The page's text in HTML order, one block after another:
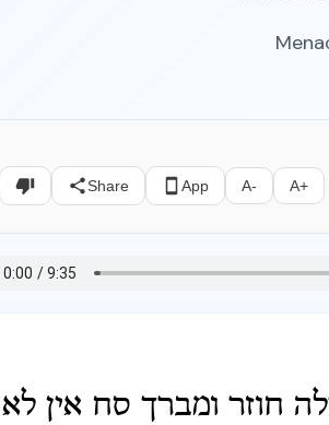
Share App A- A+
חוזר ומברך סח אין לא